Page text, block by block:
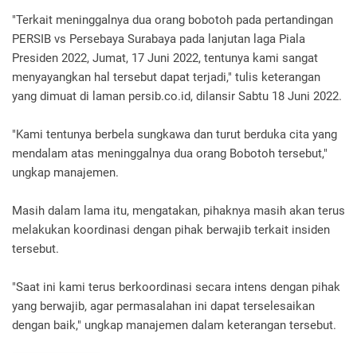
"Terkait meninggalnya dua orang bobotoh pada pertandingan
PERSIB vs Persebaya Surabaya pada lanjutan laga Piala
Presiden 2022, Jumat, 17 Juni 2022, tentunya kami sangat
menyayangkan hal tersebut dapat terjadi," tulis keterangan
yang dimuat di laman persib.co.id, dilansir Sabtu 18 Juni 2022.
"Kami tentunya berbela sungkawa dan turut berduka cita yang
mendalam atas meninggalnya dua orang Bobotoh tersebut,"
ungkap manajemen.
Masih dalam lama itu, mengatakan, pihaknya masih akan terus
melakukan koordinasi dengan pihak berwajib terkait insiden
tersebut.
"Saat ini kami terus berkoordinasi secara intens dengan pihak
yang berwajib, agar permasalahan ini dapat terselesaikan
dengan baik," ungkap manajemen dalam keterangan tersebut.